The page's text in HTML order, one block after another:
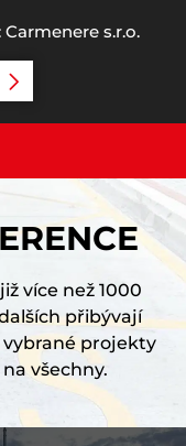
s.r.o.
více než 1000
přibývají
projekty
všechny.